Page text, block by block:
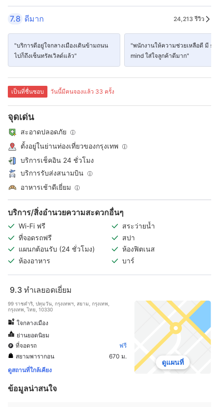
7.8 ดีมาก 24,213 รีวิว
"บริการดีอยู่ใจกลางเมืองเดินข้ามถนน
ไปก็ถึงเซ็นทรัลเวิลด์แล้ว"
"พนักงานให้ความช่วยเหลือดี มี
mind ใส่ใจลูกค้าดีมาก"
เป็นที่ชื่นชอบ วันนี้มีคนจองแล้ว 33 ครั้ง
จุดเด่น
สะอาดปลอดภัย
ตั้งอยู่ในย่านท่องเที่ยวของกรุงเทพ
บริการเช็คอิน 24 ชั่วโมง
บริการรับส่งสนามบิน
อาหารเช้าดีเยี่ยม
บริการ/สิ่งอำนวยความสะดวกอื่นๆ
Wi-Fi ฟรี
สระว่ายน้ำ
ที่จอดรถฟรี
สปา
แผนกต้อนรับ (24 ชั่วโมง)
ห้องฟิตเนส
ห้องอาหาร
บาร์
9.3 ทำเลยอดเยี่ยม
99 ราชดำริ, ปทุมวัน, กรุงเทพฯ, สยาม, กรุงเทพ,
กรุงเทพ, ไทย, 10330
ใจกลางเมือง
ย่านยอดนิยม
ที่จอดรถ
ฟรี
สยามพารากอน
670 ม.
ดูสถานที่ใกล้เคียง
ดูแผนที่
ข้อมูลน่าสนใจ